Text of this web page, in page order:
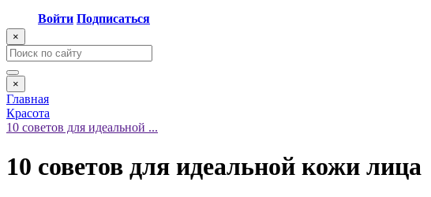
Войти Подписаться
×
×
Главная
Красота
10 советов для идеальной ...
10 советов для идеальной кожи лица